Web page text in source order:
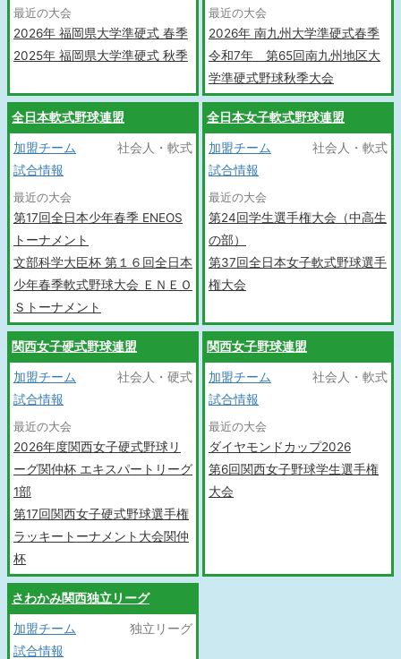
最近の大会
2026年 福岡県大学準硬式 春季
2025年 福岡県大学準硬式 秋季
最近の大会
2026年 南九州大学準硬式春季
令和7年 第65回南九州地区大
学準硬式野球秋季大会
全日本軟式野球連盟
加盟チーム
社会人・軟式
試合情報
最近の大会
第17回全日本少年春季 ENEOS
トーナメント
文部科学大臣杯 第１６回全日本
少年春季軟式野球大会 ＥＮＥＯ
Ｓトーナメント
全日本女子軟式野球連盟
加盟チーム
社会人・軟式
試合情報
最近の大会
第24回学生選手権大会（中高生
の部）
第37回全日本女子軟式野球選手
権大会
関西女子硬式野球連盟
加盟チーム
社会人・硬式
試合情報
最近の大会
2026年度関西女子硬式野球リ
ーグ関仲杯 エキスパートリーグ
1部
第17回関西女子硬式野球選手権
ラッキートーナメント大会関仲
杯
関西女子野球連盟
加盟チーム
社会人・軟式
試合情報
最近の大会
ダイヤモンドカップ2026
第6回関西女子野球学生選手権
大会
さわかみ関西独立リーグ
加盟チーム
独立リーグ
試合情報